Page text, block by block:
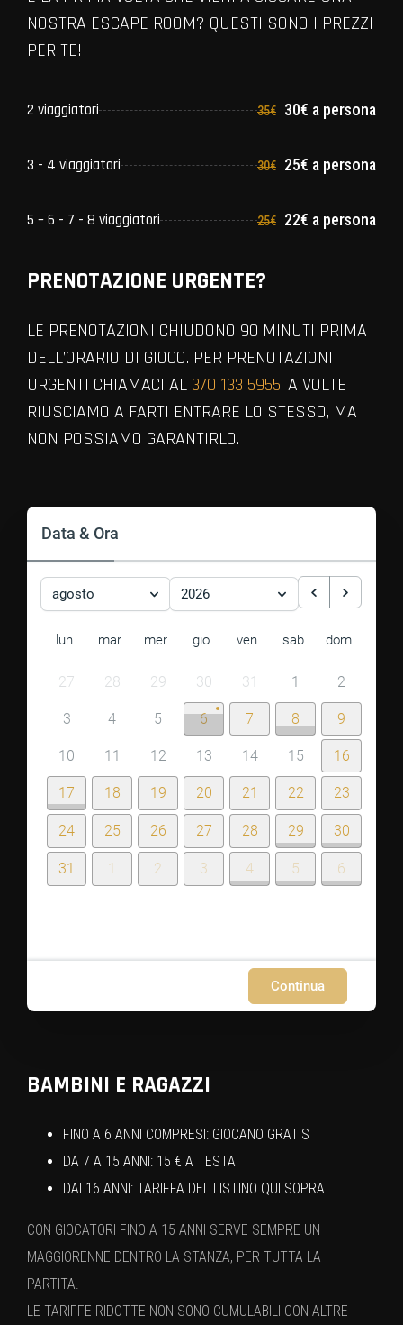
Data & Ora
agosto 2026
lun mar mer gio ven sab dom
27 28 29 30 31 1 2
3 4 5 6 7 8 9
10 11 12 13 14 15 16
17 18 19 20 21 22 23
24 25 26 27 28 29 30
31 1 2 3 4 5 6
Continua
NOSTRA ESCAPE ROOM? QUESTI SONO I PREZZI
PER TE!
2 viaggiatori 35€ 30€ a persona
3 - 4 viaggiatori 30€ 25€ a persona
5 – 6 - 7 - 8 viaggiatori 25€ 22€ a persona
PRENOTAZIONE URGENTE?
LE PRENOTAZIONI CHIUDONO 90 MINUTI PRIMA
DELL’ORARIO DI GIOCO. PER PRENOTAZIONI
URGENTI CHIAMACI AL 370 133 5955: A VOLTE
RIUSCIAMO A FARTI ENTRARE LO STESSO, MA
NON POSSIAMO GARANTIRLO.
VIEW ALL MEMBERS
BAMBINI E RAGAZZI
FINO A 6 ANNI COMPRESI: GIOCANO GRATIS
DA 7 A 15 ANNI: 15 € A TESTA
DAI 16 ANNI: TARIFFA DEL LISTINO QUI SOPRA
CON GIOCATORI FINO A 15 ANNI SERVE SEMPRE UN
MAGGIORENNE DENTRO LA STANZA, PER TUTTA LA
PARTITA.
LE TARIFFE RIDOTTE NON SONO CUMULABILI CON ALTRE